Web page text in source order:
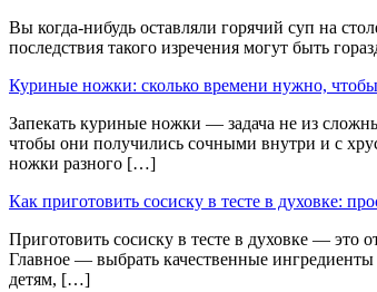
Вы когда-нибудь оставляли горячий суп на
последствия такого изречения могут быть
Куриные ножки: сколько времени нужно,
Запекать куриные ножки — задача не из
чтобы они получились сочными внутри и с
ножки разного […]
Как приготовить сосиску в тесте в духовке:
Приготовить сосиску в тесте в духовке — это
Главное — выбрать качественные
детям, […]